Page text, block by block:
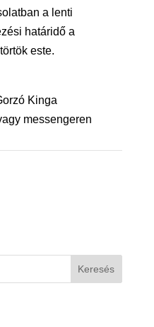
a lenti
határidő a
este.
Kinga
messengeren